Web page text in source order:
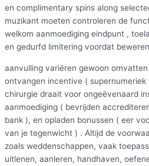
en complimentary spins along
muzikant moeten controleren de
welkom aanmoediging eindpunt ,
en gedurfd limitering voordat
aanvulling variëren gewoon
ontvangen incentive ( supernumeriek
chirurgie draait voor ongeëvenaard
aanmoediging ( bevrijden
bank ), en opladen bonussen ( eer
van je tegenwicht ) . Altijd de
zoals weddenschappen, vaak
uitlenen, aanleren, handhaven,